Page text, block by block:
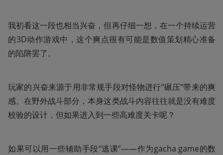
我初看这一段也相当兴奋，但再仔细一想，在一个持续运营
的3D动作游戏中，这个爽点很有可能是数值策划精心准备
的陷阱罢了。
玩家的兴奋来源于用非常规手段对怪物进行“碾压”带来的爽
感。在野外战斗部分，本身这类战斗内容往往就是没有难度
校验的设计，但如果进入到一些高难度关卡呢？
如果可以用一些辅助手段“逃课”——作为gacha game的数